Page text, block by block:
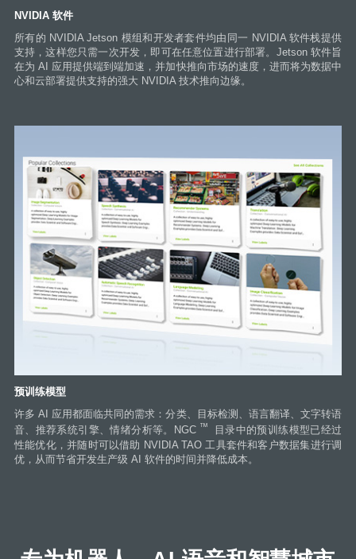
NVIDIA 软件
所有的 NVIDIA Jetson 模组和开发者套件均由同一 NVIDIA 软件栈提供
支持，这样您只需一次开发，即可在任意位置进行部署。Jetson 软件旨
在为 AI 应用提供端到端加速，并加快推向市场的速度，进而将为数据中
心和云部署提供支持的强大 NVIDIA 技术推向边缘。
预训练模型
许多 AI 应用都面临共同的需求：分类、目标检测、语言翻译、文字转语
音、推荐系统引擎、情绪分析等。NGC ™
目录中的预训练模型已经过
性能优化，并随时可以借助 NVIDIA TAO 工具套件和客户数据集进行调
优，从而节省开发生产级 AI 软件的时间并降低成本。